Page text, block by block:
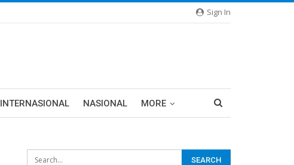
Sign In
INTERNASIONAL NASIONAL MORE